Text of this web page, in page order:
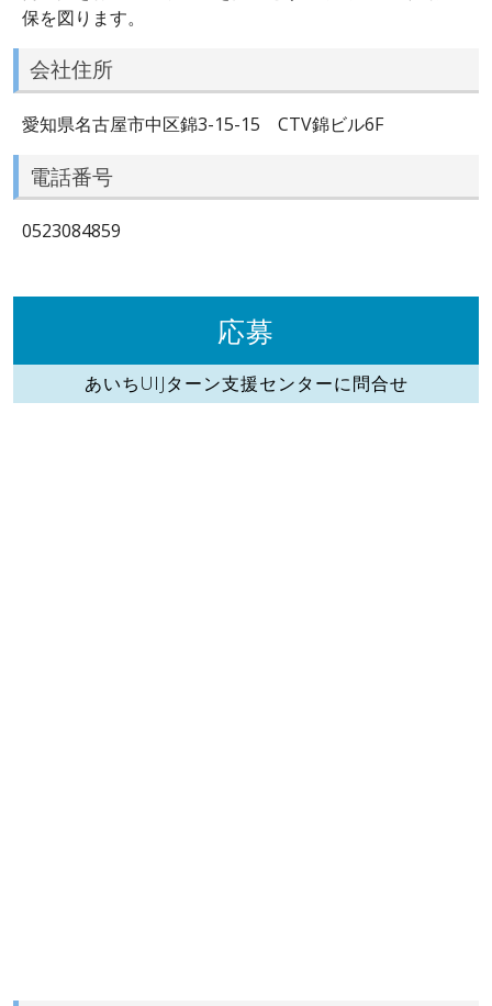
保を図ります。
会社住所
愛知県名古屋市中区錦3-15-15 CTV錦ビル6F
電話番号
0523084859
応募
あいちUIJターン支援センターに問合せ